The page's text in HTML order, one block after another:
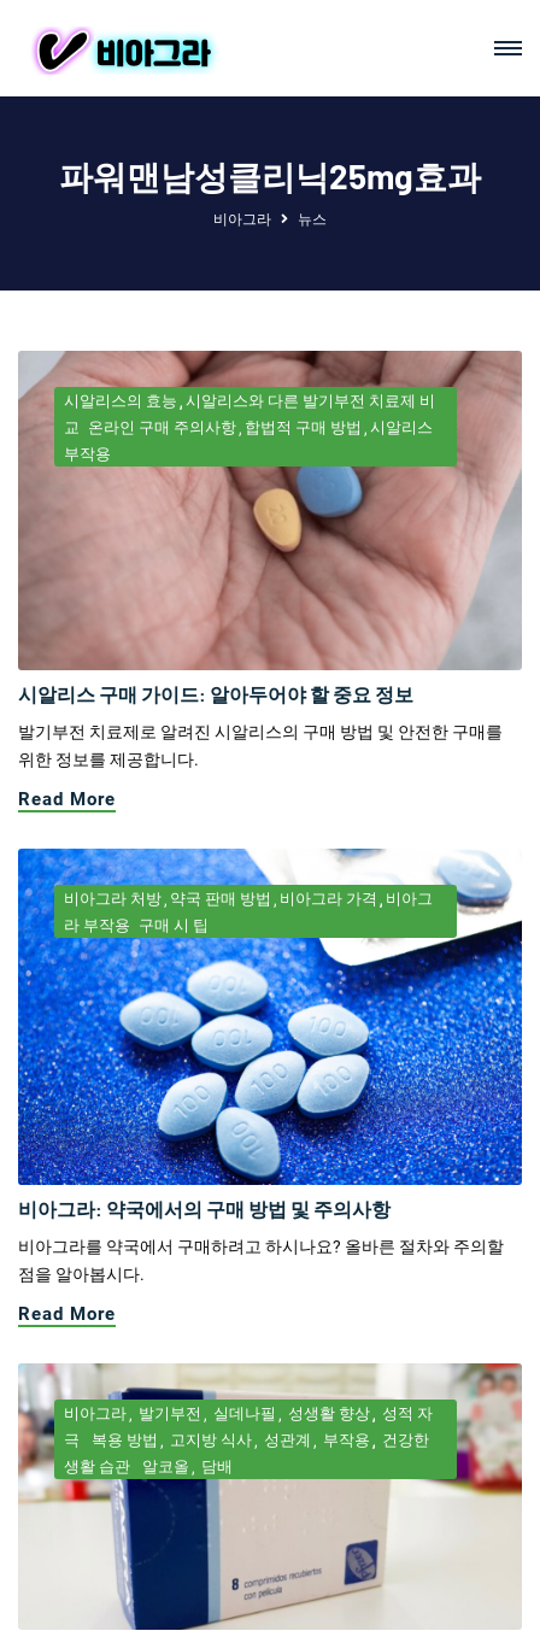
파워맨남성클리닉25mg효과
비아그라 뉴스
시알리스의 효능 시알리스와 다른 발기부전 치료제 비
교 온라인 구매 주의사항 합법적 구매 방법 시알리스
부작용
시알리스 구매 가이드: 알아두어야 할 중요 정보
발기부전 치료제로 알려진 시알리스의 구매 방법 및 안전한 구매를
위한 정보를 제공합니다.
Read More
비아그라 처방 약국 판매 방법 비아그라 가격
비아그
라 부작용 구매 시 팁
비아그라: 약국에서의 구매 방법 및 주의사항
비아그라를 약국에서 구매하려고 하시나요? 올바른 절차와 주의할
점을 알아봅시다.
Read More
비아그라 발기부전 실데나필 성생활 향상
성적 자
극
복용 방법 고지방 식사 성관계 부작용
건강한
생활 습관
알코올 담배